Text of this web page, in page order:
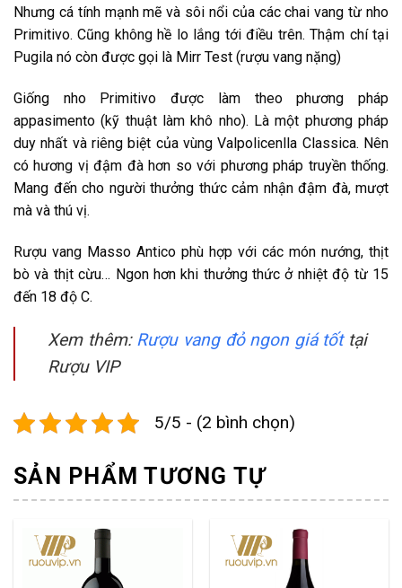
Nhưng cá tính mạnh mẽ và sôi nổi của các chai vang từ nho
Primitivo. Cũng không hề lo lắng tới điều trên. Thậm chí tại
Pugila nó còn được gọi là Mirr Test (rượu vang nặng)
Giống nho Primitivo được làm theo phương pháp
appasimento (kỹ thuật làm khô nho). Là một phương pháp
duy nhất và riêng biệt của vùng Valpolicenlla Classica. Nên
có hương vị đậm đà hơn so với phương pháp truyền thống.
Mang đến cho người thưởng thức cảm nhận đậm đà, mượt
mà và thú vị.
Rượu vang Masso Antico phù hợp với các món nướng, thịt
bò và thịt cừu… Ngon hơn khi thưởng thức ở nhiệt độ từ 15
đến 18 độ C.
Xem thêm: Rượu vang đỏ ngon giá tốttại
Rượu VIP
5/5 - (2 bình chọn)
SẢN PHẨM TƯƠNG TỰ